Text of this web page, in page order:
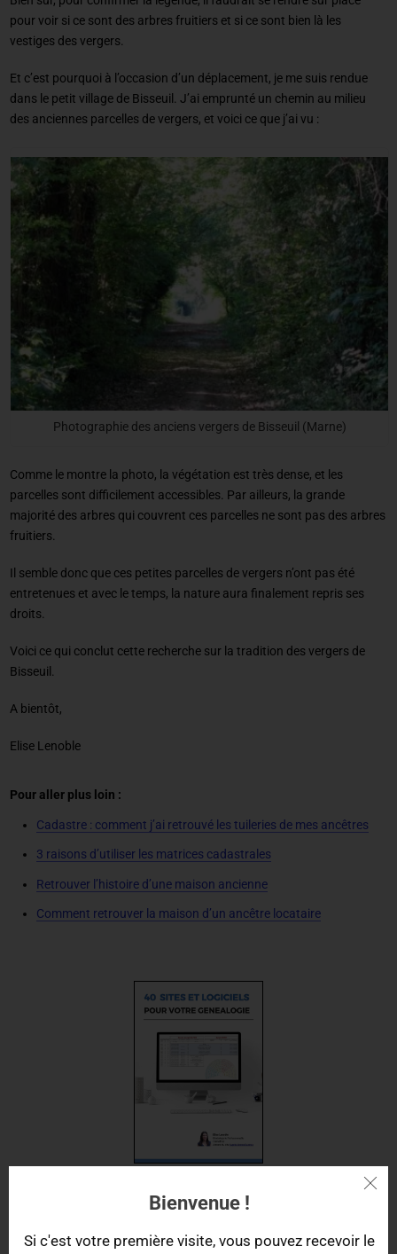
pour voir si ce sont des arbres fruitiers et si ce sont bien là les
vestiges des vergers.
Et c’est pourquoi à l’occasion d’un déplacement, je me suis rendue
dans le petit village de Bisseuil. J’ai emprunté un chemin au milieu
des anciennes parcelles de vergers, et voici ce que j’ai vu :
Photographie des anciens vergers de Bisseuil (Marne)
Comme le montre la photo, la végétation est très dense, et les
parcelles sont difficilement accessibles. Par ailleurs, la grande
majorité des arbres qui couvrent ces parcelles ne sont pas des arbres
fruitiers.
Il semble donc que ces petites parcelles de vergers n’ont pas été
entretenues et avec le temps, la nature aura finalement repris ses
droits.
Voici ce qui conclut cette recherche sur la tradition des vergers de
Bisseuil.
A bientôt,
Elise Lenoble
Pour aller plus loin :
Cadastre : comment j’ai retrouvé les tuileries de mes ancêtres
3 raisons d’utiliser les matrices cadastrales
Retrouver l’histoire d’une maison ancienne
Comment retrouver la maison d’un ancêtre locataire
RETROUVER VOS ANCÊTRES
Livret PDF : 40 logiciels, sites et outils gratuits pour retrouver
Bienvenue !
Si c'est votre première visite, vous pouvez recevoir le